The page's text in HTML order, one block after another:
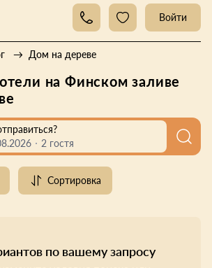
Войти
Дом на дереве
на Финском заливе
2 гостя
Сортировка
по вашему запросу